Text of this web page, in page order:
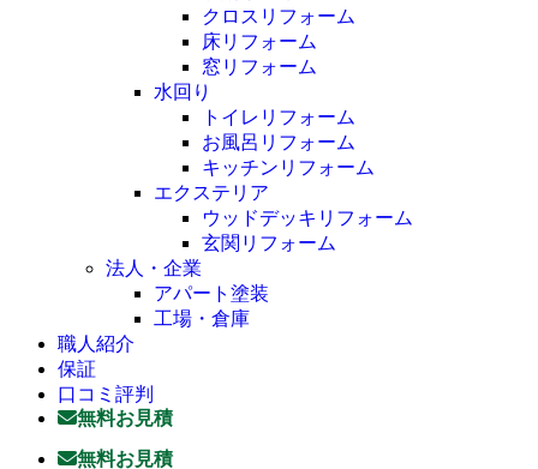
クロスリフォーム
床リフォーム
窓リフォーム
水回り
トイレリフォーム
お風呂リフォーム
キッチンリフォーム
エクステリア
ウッドデッキリフォーム
玄関リフォーム
法人・企業
アパート塗装
工場・倉庫
職人紹介
保証
口コミ評判
無料お見積
無料お見積